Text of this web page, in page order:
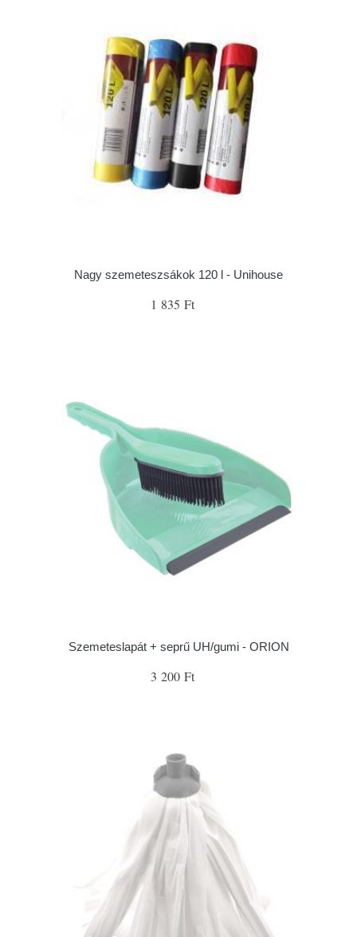
Nagy szemeteszsákok 120 l - Unihouse
1 835 Ft
Szemeteslapát + seprű UH/gumi - ORION
3 200 Ft